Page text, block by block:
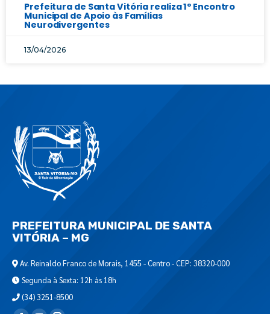
Prefeitura de Santa Vitória realiza 1º Encontro
Municipal de Apoio às Famílias
Neurodivergentes
13/04/2026
PREFEITURA MUNICIPAL DE SANTA
VITÓRIA – MG
Av. Reinaldo Franco de Morais, 1455 - Centro - CEP: 38320-000
Segunda à Sexta: 12h às 18h
(34) 3251-8500